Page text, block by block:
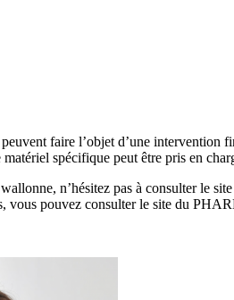
faire l’objet d’une intervention
spécifique peut être pris en
n’hésitez pas à consulter le
vous pouvez consulter le site du